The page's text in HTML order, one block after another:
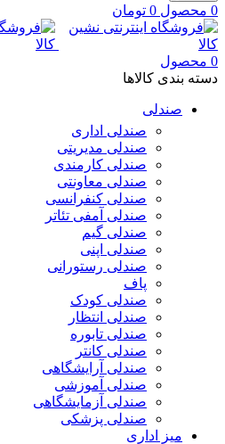
0 محصول 0 تومان
0 محصول
دسته بندی کالاها
صندلی
صندلی اداری
صندلی مدیریتی
صندلی کارمندی
صندلی معاونتی
صندلی کنفرانسی
صندلی آمفی تئاتر
صندلی گیم
صندلی اپنی
صندلی رستورانی
پاف
صندلی کودک
صندلی انتظار
صندلی تابوره
صندلی کانتر
صندلی آرایشگاهی
صندلی آموزشی
صندلی آزمایشگاهی
صندلی پزشکی
میز اداری